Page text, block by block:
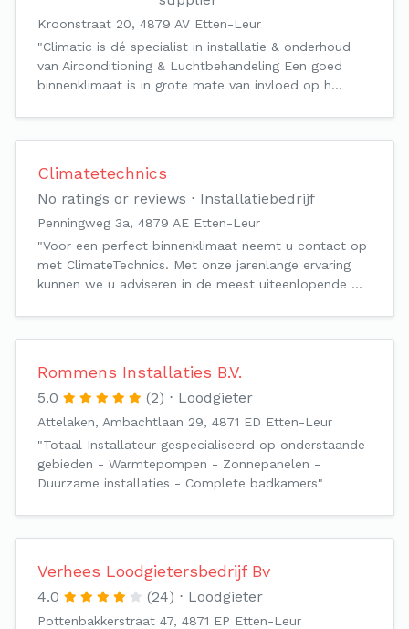
Kroonstraat 20, 4879 AV Etten-Leur
"Climatic is dé specialist in installatie & onderhoud
van Airconditioning & Luchtbehandeling Een goed
binnenklimaat is in grote mate van invloed op h…
Climatetechnics
No ratings or reviews Installatiebedrijf
Penningweg 3a, 4879 AE Etten-Leur
"Voor een perfect binnenklimaat neemt u contact op
met ClimateTechnics. Met onze jarenlange ervaring
kunnen we u adviseren in de meest uiteenlopende …
Rommens Installaties B.V.
5.0 (2) Loodgieter
Attelaken, Ambachtlaan 29, 4871 ED Etten-Leur
"Totaal Installateur gespecialiseerd op onderstaande
gebieden - Warmtepompen - Zonnepanelen -
Duurzame installaties - Complete badkamers"
Verhees Loodgietersbedrijf Bv
4.0 (24) Loodgieter
Pottenbakkerstraat 47, 4871 EP Etten-Leur